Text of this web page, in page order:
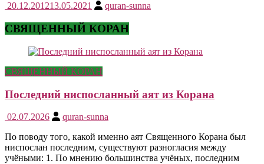
20.12.201213.05.2021 quran-sunna
СВЯЩЕННЫЙ КОРАН
СВЯЩЕННЫЙ КОРАН
Последний ниспосланный аят из Корана
02.07.2026
quran-sunna
По поводу того, какой именно аят Священного Корана был
ниспослан последним, существуют разногласия между
учёными: 1. По мнению большинства учёных, последним